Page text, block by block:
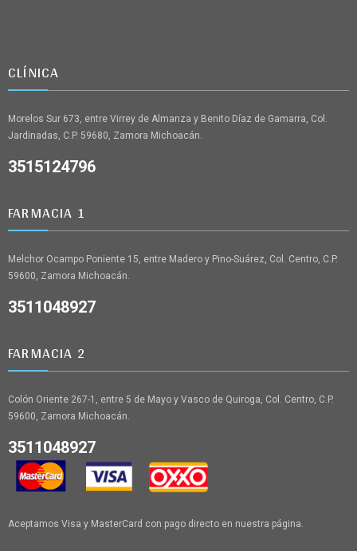
CLÍNICA
Morelos Sur 673, entre Virrey de Almanza y Benito Díaz de Gamarra, Col.
Jardinadas, C.P. 59680, Zamora Michoacán.
3515124796
FARMACIA 1
Melchor Ocampo Poniente 15, entre Madero y Pino-Suárez, Col. Centro, C.P.
59600, Zamora Michoacán.
3511048927
FARMACIA 2
Colón Oriente 267-1, entre 5 de Mayo y Vasco de Quiroga, Col. Centro, C.P.
59600, Zamora Michoacán.
3511048927
Aceptamos Visa y MasterCard con pago directo en nuestra página.